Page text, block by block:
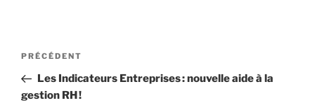
Navigation
l’article
Article
précédent
PRÉCÉDENT
Les Indicateurs Entreprises : nouvelle aide à la
gestion RH !